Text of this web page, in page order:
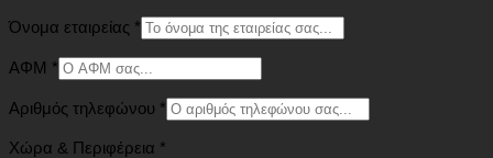
Όνομα εταιρείας *
ΑΦΜ *
Αριθμός τηλεφώνου *
Χώρα & Περιφέρεια *